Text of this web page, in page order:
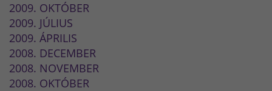
2009. OKTÓBER
2009. JÚLIUS
2009. ÁPRILIS
2008. DECEMBER
2008. NOVEMBER
2008. OKTÓBER